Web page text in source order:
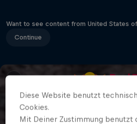
Want to see content from United States
Continue
Diese Website benutzt
Cookies.
Mit Deiner Zustimmung benutzt